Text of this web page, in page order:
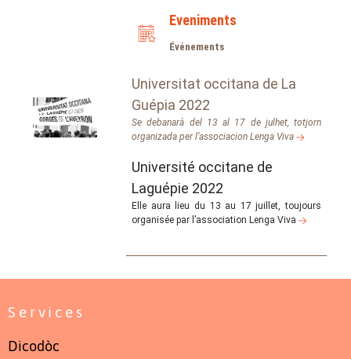
Eveniments
Événements
Universitat occitana de La
Guépia 2022
Se debanarà del 13 al 17 de julhet, totjorn
organizada per l’associacion Lenga Viva
Université occitane de
Laguépie 2022
Elle aura lieu du 13 au 17 juillet, toujours
organisée par l’association Lenga Viva
Services
Dicodòc